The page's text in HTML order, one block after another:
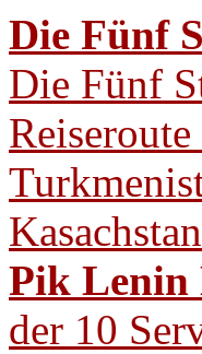
Die Fünf
Die Fünf
Kasachstan
Pik Lenin
der 10